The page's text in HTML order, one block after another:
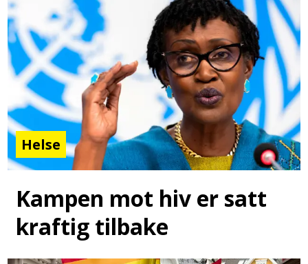
Helse
Kampen mot hiv er satt
kraftig tilbake